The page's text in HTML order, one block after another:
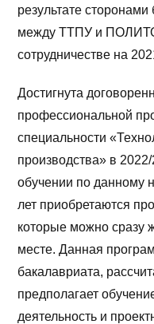
результате
между ТТПУ и
сотрудничестве на
Достигнута
профессиональной
специальности
производства» в
обучении по данному
лет приобретаются
которые можно сразу
месте. Данная
бакалавриата,
предполагает
деятельность и